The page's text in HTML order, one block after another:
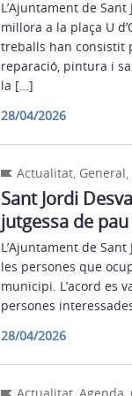
L’Ajuntament de
millora a la plaça U
treballs han consistit
reparació, pintura i
la […]
28/04/2026
Actualitat, General,
Sant Jordi
jutgessa de
L’Ajuntament de
les persones que
municipi. L’acord es
persones
28/04/2026